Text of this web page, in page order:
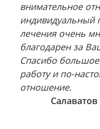
внимательное
индивидуальный
лечения очень
благодарен за
Спасибо
работу и по-
отношение.